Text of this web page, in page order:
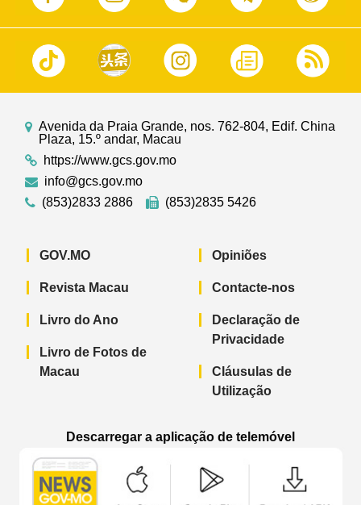
Avenida da Praia Grande, nos. 762-804, Edif. China
Plaza, 15.º andar, Macau
https://www.gcs.gov.mo
info@gcs.gov.mo
(853)2833 2886
(853)2835 5426
GOV.MO
Revista Macau
Livro do Ano
Livro de Fotos de
Macau
Opiniões
Contacte-nos
Declaração de
Privacidade
Cláusulas de
Utilização
Descarregar a aplicação de telemóvel